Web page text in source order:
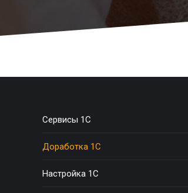
Сервисы 1C
Доработка 1С
Настройка 1С